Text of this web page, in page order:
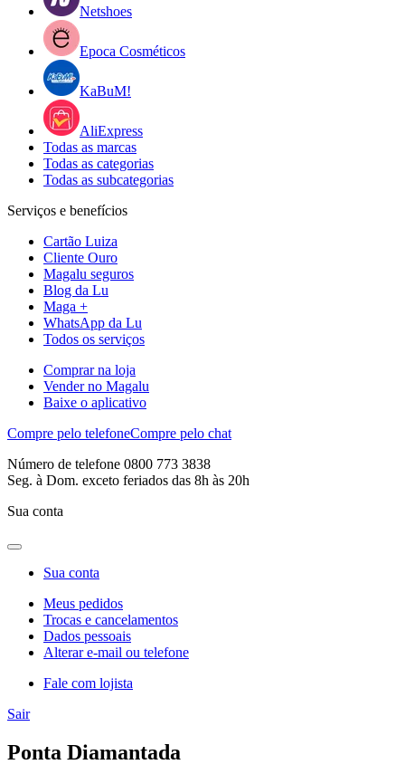
Netshoes
Epoca Cosméticos
KaBuM!
AliExpress
Todas as marcas
Todas as categorias
Todas as subcategorias
Serviços e benefícios
Cartão Luiza
Cliente Ouro
Magalu seguros
Blog da Lu
Maga +
WhatsApp da Lu
Todos os serviços
Comprar na loja
Vender no Magalu
Baixe o aplicativo
Compre pelo telefoneCompre pelo chat
Número de telefone 0800 773 3838
Seg. à Dom. exceto feriados das 8h às 20h
Sua conta
Sua conta
Meus pedidos
Trocas e cancelamentos
Dados pessoais
Alterar e-mail ou telefone
Fale com lojista
Sair
Ponta Diamantada